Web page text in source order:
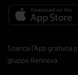
Scarica l'App gratuita
gruppo Rennova